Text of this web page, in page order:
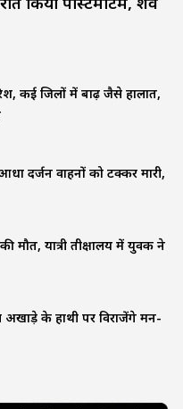
कई जिलों में बाढ़ जैसे हालात,
दर्जन वाहनों को टक्कर मारी,
मौत, यात्री प्रतीक्षालय में युवक ने
अखाड़े के हाथी पर विराजेंगे मन-